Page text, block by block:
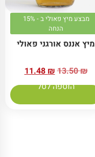
מבצע מיץ פאולי ב - 15%
הנחה
מיץ אננס אורגני פאולי
13.50₪
11.48₪
הוספה לסל